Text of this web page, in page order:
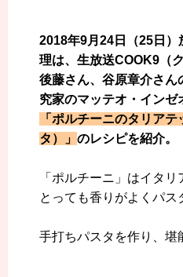
2018年9月24日（25日
理は、生放送COOK9（
後藤さん、谷原章介さん
究家のマッテオ・インゼ
「ポルチーニのタリア
タ）」 のレシピを紹介。
「ポルチーニ」はイタリ
とっても香りがよくパス
手打ちパスタを作り、堪